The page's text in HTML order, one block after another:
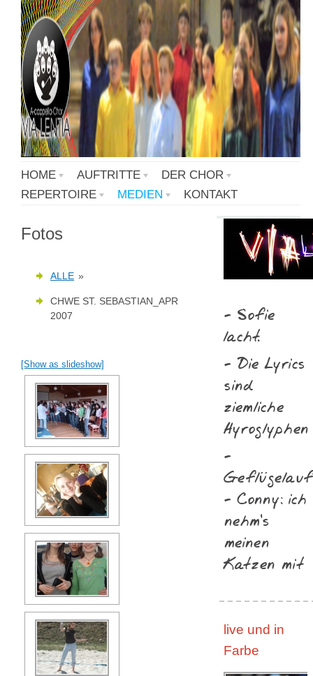
HOME AUFTRITTE
DER CHOR
REPERTOIRE
MEDIEN KONTAKT
Fotos
ALLE »
CHWE ST. SEBASTIAN_APR
2007
[Show as slideshow]
- Sofie
lacht.
- Die Lyrics
sind
ziemliche
Hyroglyphen
-
- Conny: ich
nehm‘s
meinen
Katzen mit
live und in
Farbe